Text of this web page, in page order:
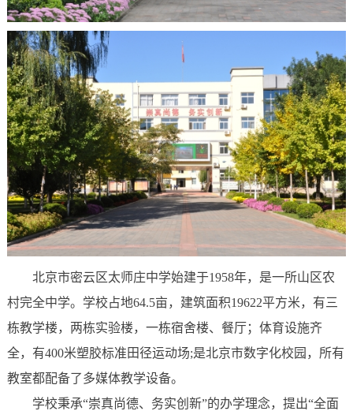
北京市密云区太师庄中学始建于1958年，是一所山区农
村完全中学。学校占地64.5亩，建筑面积19622平方米，有三
栋教学楼，两栋实验楼，一栋宿舍楼、餐厅；体育设施齐
全，有400米塑胶标准田径运动场;是北京市数字化校园，所有
教室都配备了多媒体教学设备。
学校秉承“崇真尚德、务实创新”的办学理念，提出“全面